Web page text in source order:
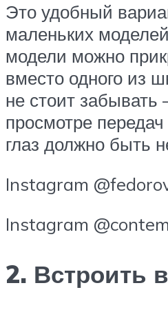
Это удобный
маленьких
модели можно
вместо одного из
не стоит
просмотре
глаз должно быть
Instagram
Instagram
2. Встроить